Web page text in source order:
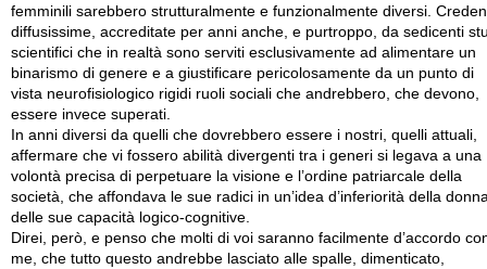
femminili sarebbero strutturalmente e funzionalmente diversi.
diffusissime, accreditate per anni anche, e purtroppo, da sedicenti
scientifici che in realtà sono serviti esclusivamente ad alimentare un
binarismo di genere e a giustificare pericolosamente da un punto di
vista neurofisiologico rigidi ruoli sociali che andrebbero, che devono,
essere invece superati.
In anni diversi da quelli che dovrebbero essere i nostri, quelli attuali,
affermare che vi fossero abilità divergenti tra i generi si legava a una
volontà precisa di perpetuare la visione e l’ordine patriarcale della
società, che affondava le sue radici in un’idea d’inferiorità della
delle sue capacità logico-cognitive.
Direi, però, e penso che molti di voi saranno facilmente d’accordo
me, che tutto questo andrebbe lasciato alle spalle, dimenticato,